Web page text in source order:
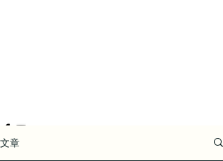
文章